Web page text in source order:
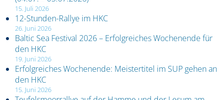
15. Juli 2026
12-Stunden-Rallye im HKC
26. Juni 2026
Baltic Sea Festival 2026 – Erfolgreiches Wochenende für
den HKC
19. Juni 2026
Erfolgreiches Wochenende: Meistertitel im SUP gehen an
den HKC
15. Juni 2026